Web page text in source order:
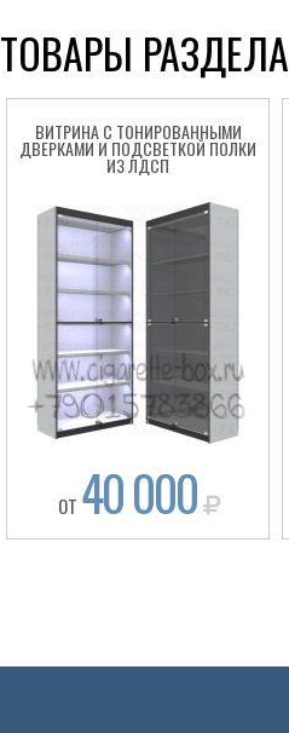
ТОВАРЫ РАЗДЕЛА
ВИТРИНА С ТОНИРОВАННЫМИ
ДВЕРКАМИ И ПОДСВЕТКОЙ ПОЛКИ
ИЗ ЛДСП
ОТ 40 000